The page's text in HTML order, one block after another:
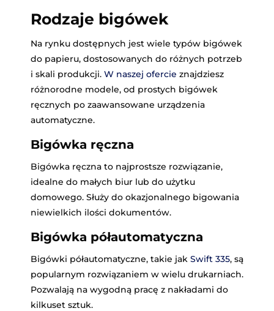
Rodzaje bigówek
Na rynku dostępnych jest wiele typów bigówek
do papieru, dostosowanych do różnych potrzeb
i skali produkcji. W naszej ofercie znajdziesz
różnorodne modele, od prostych bigówek
ręcznych po zaawansowane urządzenia
automatyczne.
Bigówka ręczna
Bigówka ręczna to najprostsze rozwiązanie,
idealne do małych biur lub do użytku
domowego. Służy do okazjonalnego bigowania
niewielkich ilości dokumentów.
Bigówka półautomatyczna
Bigówki półautomatyczne, takie jak Swift 335, są
popularnym rozwiązaniem w wielu drukarniach.
Pozwalają na wygodną pracę z nakładami do
kilkuset sztuk.